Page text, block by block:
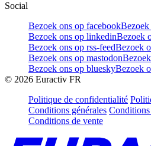
Social
Bezoek ons op facebook
Bezoek ons op linkedinBezoek
Bezoek ons op rss-feedBezoek
Bezoek ons op mastodon
Bezoek ons op blueskyBezoek
© 2026 Euractiv FR
Politique de confidentialité
Conditions générales Conditions
Conditions de vente